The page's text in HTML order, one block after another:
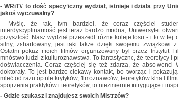
- WRiTV to dość specyficzny wydział, istnieje i działa przy
jakoś wyczuwalny?
- Myślę, że tak, tym bardziej, że coraz częściej
interdyscyplinarność jest teraz bardzo modna, Uniwersytet
przyszłość. Nasz wydział przeszedł różne koleje losu - i to w tej
silny, zahartowany, jest taki także dzięki swojemu związkowi z
Ostatni pokaz moich filmów organizowany był przez Instytut
mnóstwo ludzi z kulturoznawstwa. To fantastyczne, że teoretycy i
doświadczenia. Coraz częściej się też zdarza, że absolwenci
doktoraty. To jest bardzo ciekawy kontakt, bo tworząc i
mieć od razu opinie krytyków, filmoznawców, teoretyków kina i
spojrzenia praktyków i teoretyków, to niezmiernie intrygujące i
- Gdzie szukasz i znajdujesz swoich Mistrzów?